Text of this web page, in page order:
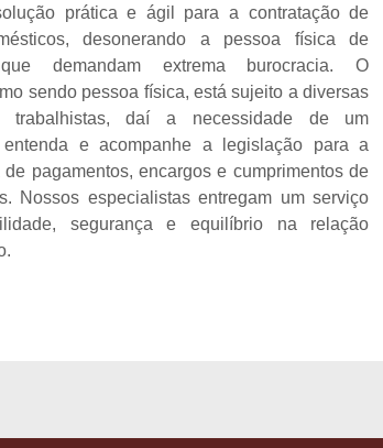
prática e ágil para a contratação de
desonerando a pessoa física de
que demandam extrema burocracia. O
sendo pessoa física, está sujeito a diversas
trabalhistas, daí a necessidade de um
e acompanhe a legislação para a
pagamentos, encargos e cumprimentos de
Nossos especialistas entregam um serviço
segurança e equilíbrio na relação